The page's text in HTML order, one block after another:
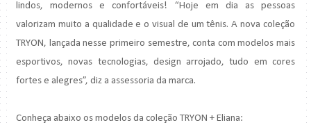
lindos, modernos e confortáveis! “Hoje em dia as pessoas
valorizam muito a qualidade e o visual de um tênis. A nova coleção
TRYON, lançada nesse primeiro semestre, conta com modelos mais
esportivos, novas tecnologias, design arrojado, tudo em cores
fortes e alegres”, diz a assessoria da marca.
Conheça abaixo os modelos da coleção TRYON + Eliana: